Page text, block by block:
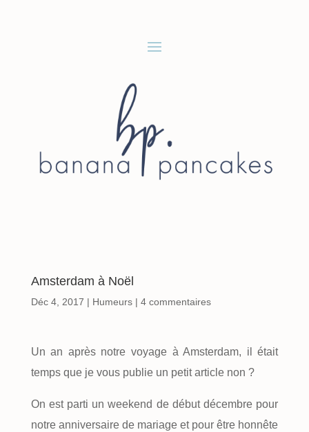
Amsterdam à Noël
Déc 4, 2017 | Humeurs| 4 commentaires
Un an après notre voyage à Amsterdam, il était
temps que je vous publie un petit article non ?
On est parti un weekend de début décembre pour
notre anniversaire de mariage et pour être honnête